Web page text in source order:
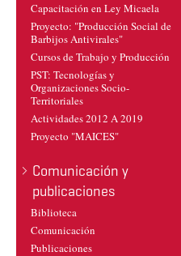
Capacitación en Ley Micaela
Proyecto: "Producción Social de
Barbijos Antivirales"
Cursos de Trabajo y Producción
PST: Tecnologías y
Organizaciones Socio-
Territoriales
Actividades 2012 A 2019
Proyecto "MAICES"
Comunicación y
publicaciones
Biblioteca
Comunicación
Publicaciones